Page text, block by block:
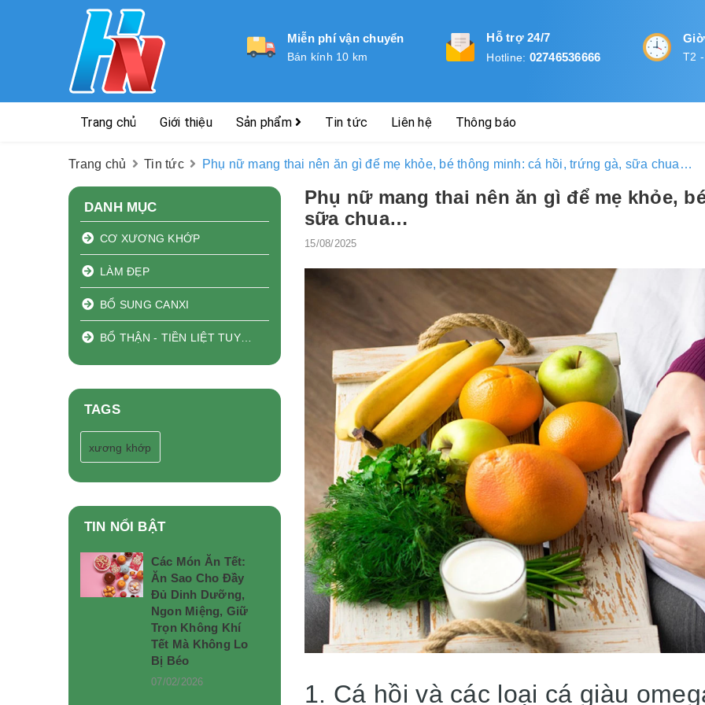
Miễn phí vận chuyển
Bán kính 10 km
Hỗ trợ 24/7
Hotline: 02746536666 T2
Trang chủ Giới thiệu Sản phẩm Tin tức Liên hệ Thông báo
Trang chủ Tin tức Phụ nữ mang thai nên ăn gì để mẹ khỏe, bé thông minh: cá hồi, trứng gà, sữa chua…
Phụ nữ mang thai nên ăn gì để mẹ khỏe,
sữa chua…
15/08/2025
1. Cá hồi và các loại cá giàu
DANH MỤC
CƠ XƯƠNG KHỚP
LÀM ĐẸP
BỔ SUNG CANXI
BỔ THẬN - TIỀN LIỆT TUYẾN
TAGS
xương khớp
TIN NỔI BẬT
Các Món Ăn Tết:
Ăn Sao Cho Đầy
Đủ Dinh Dưỡng,
Ngon Miệng, Giữ
Trọn Không Khí
Tết Mà Không Lo
Bị Béo
07/02/2026